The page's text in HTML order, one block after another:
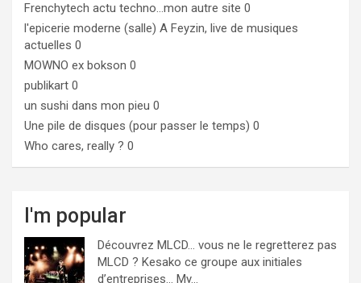
Frenchytech actu techno…mon autre site 0
l'epicerie moderne (salle) A Feyzin, live de musiques
actuelles 0
MOWNO ex bokson 0
publikart 0
un sushi dans mon pieu 0
Une pile de disques (pour passer le temps) 0
Who cares, really ? 0
I'm popular
Découvrez MLCD… vous ne le regretterez pas
MLCD ? Kesako ce groupe aux initiales
d’entreprises… My...